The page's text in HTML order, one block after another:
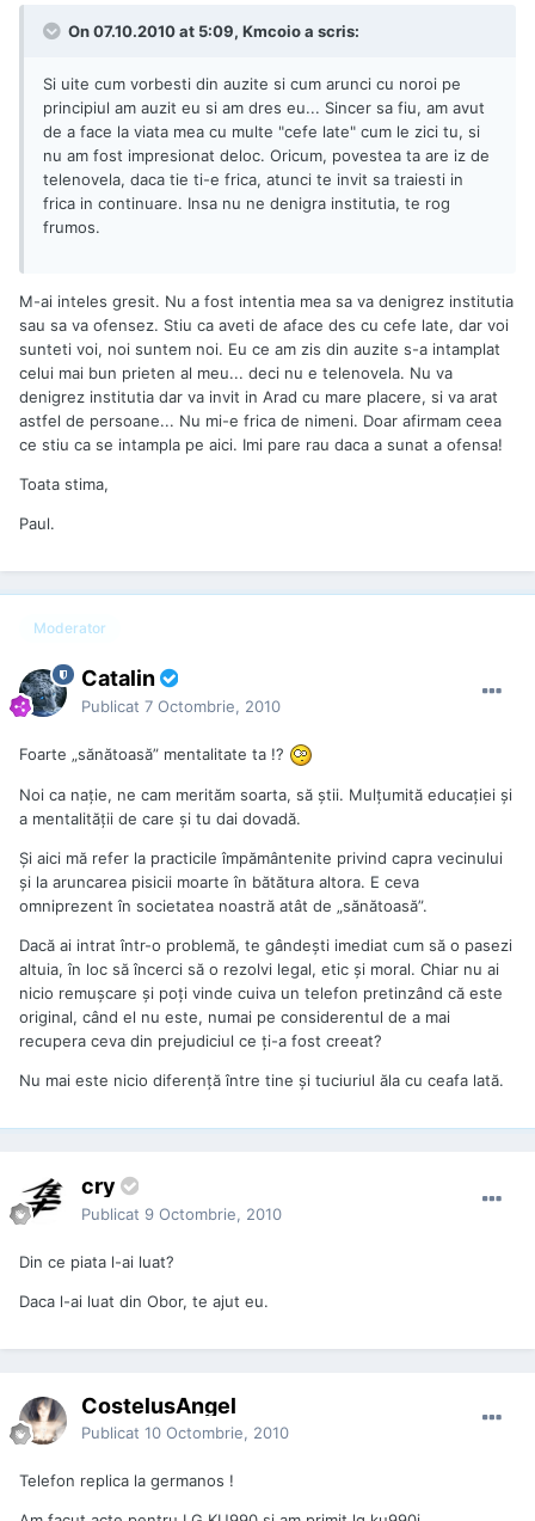
On 07.10.2010 at 5:09, Kmcoio a scris:
Si uite cum vorbesti din auzite si cum arunci cu noroi pe
principiul am auzit eu si am dres eu... Sincer sa fiu, am avut
de a face la viata mea cu multe "cefe late" cum le zici tu, si
nu am fost impresionat deloc. Oricum, povestea ta are iz de
telenovela, daca tie ti-e frica, atunci te invit sa traiesti in
frica in continuare. Insa nu ne denigra institutia, te rog
frumos.
M-ai inteles gresit. Nu a fost intentia mea sa va denigrez institutia
sau sa va ofensez. Stiu ca aveti de aface des cu cefe late, dar voi
sunteti voi, noi suntem noi. Eu ce am zis din auzite s-a intamplat
celui mai bun prieten al meu... deci nu e telenovela. Nu va
denigrez institutia dar va invit in Arad cu mare placere, si va arat
astfel de persoane... Nu mi-e frica de nimeni. Doar afirmam ceea
ce stiu ca se intampla pe aici. Imi pare rau daca a sunat a ofensa!
Toata stima,
Paul.
Moderator
Catalin
Publicat 7 Octombrie, 2010
Foarte „sănătoasă” mentalitate ta !?
Noi ca nație, ne cam merităm soarta, să știi. Mulțumită educației și
a mentalității de care și tu dai dovadă.
Și aici mă refer la practicile împământenite privind capra vecinului
și la aruncarea pisicii moarte în bătătura altora. E ceva
omniprezent în societatea noastră atât de „sănătoasă”.
Dacă ai intrat într-o problemă, te gândești imediat cum să o pasezi
altuia, în loc să încerci să o rezolvi legal, etic și moral. Chiar nu ai
nicio remușcare și poți vinde cuiva un telefon pretinzând că este
original, când el nu este, numai pe considerentul de a mai
recupera ceva din prejudiciul ce ți-a fost creeat?
Nu mai este nicio diferență între tine și tuciuriul ăla cu ceafa lată.
cry
Publicat 9 Octombrie, 2010
Din ce piata l-ai luat?
Daca l-ai luat din Obor, te ajut eu.
CostelusAngel
Publicat 10 Octombrie, 2010
Telefon replica la germanos !